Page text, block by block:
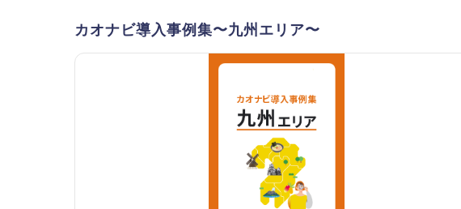
カオナビ導入事例集〜九州エリア〜